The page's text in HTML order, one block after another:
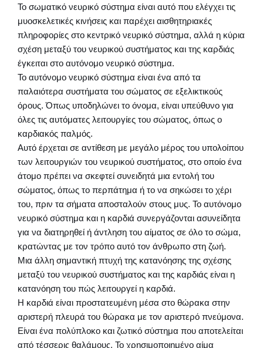
Το σωματικό νευρικό σύστημα είναι αυτό που ελέγχει τις
μυοσκελετικές κινήσεις και παρέχει αισθητηριακές
πληροφορίες στο κεντρικό νευρικό σύστημα, αλλά η κύρια
σχέση μεταξύ του νευρικού συστήματος και της καρδιάς
έγκειται στο αυτόνομο νευρικό σύστημα.
Το αυτόνομο νευρικό σύστημα είναι ένα από τα
παλαιότερα συστήματα του σώματος σε εξελικτικούς
όρους. Όπως υποδηλώνει το όνομα, είναι υπεύθυνο για
όλες τις αυτόματες λειτουργίες του σώματος, όπως ο
καρδιακός παλμός.
Αυτό έρχεται σε αντίθεση με μεγάλο μέρος του υπολοίπου
των λειτουργιών του νευρικού συστήματος, στο οποίο ένα
άτομο πρέπει να σκεφτεί συνειδητά μια εντολή του
σώματος, όπως το περπάτημα ή το να σηκώσει το χέρι
του, πριν τα σήματα αποσταλούν στους μυς. Το αυτόνομο
νευρικό σύστημα και η καρδιά συνεργάζονται ασυνείδητα
για να διατηρηθεί ή άντληση του αίματος σε όλο το σώμα,
κρατώντας με τον τρόπο αυτό τον άνθρωπο στη ζωή.
Μια άλλη σημαντική πτυχή της κατανόησης της σχέσης
μεταξύ του νευρικού συστήματος και της καρδιάς είναι η
κατανόηση του πώς λειτουργεί η καρδιά.
Η καρδιά είναι προστατευμένη μέσα στο θώρακα στην
αριστερή πλευρά του θώρακα με τον αριστερό πνεύμονα.
Είναι ένα πολύπλοκο και ζωτικό σύστημα που αποτελείται
από τέσσερις θαλάμους. Το χρησιμοποιημένο αίμα